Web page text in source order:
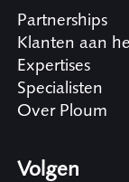
Partnerships
Klanten aan
Expertises
Specialisten
Over Ploum
Volgen